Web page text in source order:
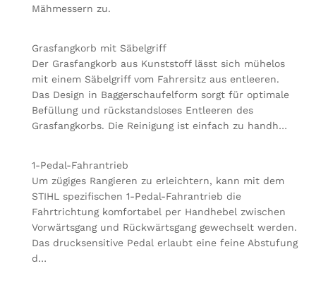
Mähmessern zu.
Grasfangkorb mit Säbelgriff
Der Grasfangkorb aus Kunststoff lässt sich mühelos
mit einem Säbelgriff vom Fahrersitz aus entleeren.
Das Design in Baggerschaufelform sorgt für optimale
Befüllung und rückstandsloses Entleeren des
Grasfangkorbs. Die Reinigung ist einfach zu handh…
1-Pedal-Fahrantrieb
Um zügiges Rangieren zu erleichtern, kann mit dem
STIHL spezifischen 1-Pedal-Fahrantrieb die
Fahrtrichtung komfortabel per Handhebel zwischen
Vorwärtsgang und Rückwärtsgang gewechselt werden.
Das drucksensitive Pedal erlaubt eine feine Abstufung
d…